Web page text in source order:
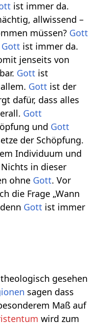
ist immer da.
allwissend –
müssen? Gott
Gott ist immer da.
jenseits von
Gott ist
Gott ist der
dafür, dass alles
Gott
und Gott
der Schöpfung.
Individuum und
in dieser
ohne Gott. Vor
die Frage „Wann
Gott ist immer
gesehen
sagen dass
Maß auf
wird zum